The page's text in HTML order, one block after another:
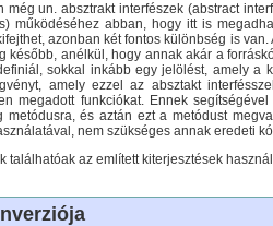
un. absztrakt interfészek (abstract
működéséhez abban, hogy itt is
azonban két fontos különbség is
később, anélkül, hogy annak akár a
sokkal inkább egy jelölést, amely a
amely ezzel az absztakt
megadott funkciókat. Ennek
metódusra, és aztán ezt a metódust
nem szükséges annak eredeti
találhatóak az említett kiterjesztések